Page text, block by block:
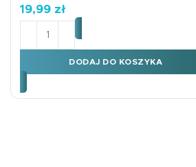
19,99 zł
ilość Podkład B3 TABLICZKA
DODAJ DO KOSZYKA